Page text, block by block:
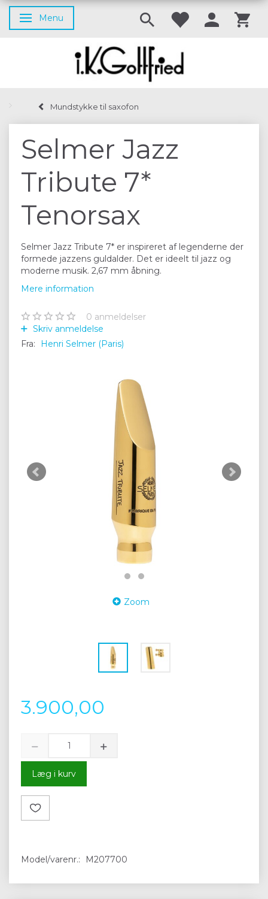
Skifte navigation
Menu
Mundstykke til saxofon
Selmer Jazz
Tribute 7*
Tenorsax
Selmer Jazz Tribute 7* er inspireret af legenderne der
formede jazzens guldalder. Det er ideelt til jazz og
moderne musik. 2,67 mm åbning.
Mere information
0 anmeldelser
Skriv anmeldelse
Fra:
Henri Selmer (Paris)
Zoom
3.900,00
Læg i kurv
Model/varenr.: M207700